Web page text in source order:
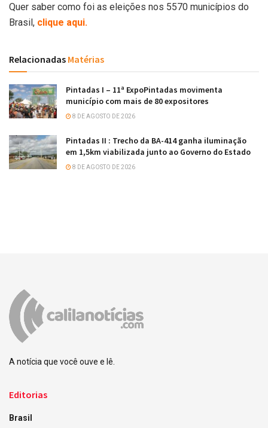
Quer saber como foi as eleições nos 5570 municípios do
Brasil, clique aqui.
Relacionadas Matérias
Pintadas I – 11ª ExpoPintadas movimenta
município com mais de 80 expositores
8 DE AGOSTO DE 2026
Pintadas II : Trecho da BA-414 ganha iluminação
em 1,5km viabilizada junto ao Governo do Estado
8 DE AGOSTO DE 2026
A notícia que você ouve e lê.
Editorias
Brasil